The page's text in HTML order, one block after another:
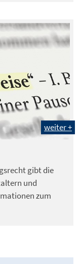
weiter +
gibt die
und
zum